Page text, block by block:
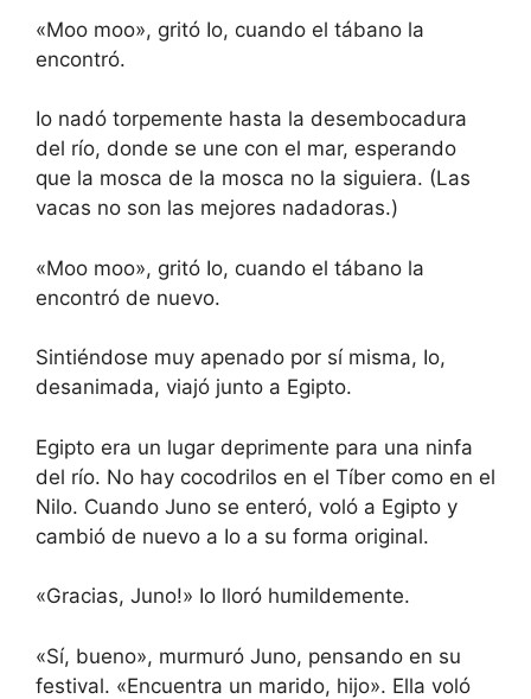
«Moo moo», gritó Io, cuando el tábano la
encontró.
Io nadó torpemente hasta la desembocadura
del río, donde se une con el mar, esperando
que la mosca de la mosca no la siguiera. (Las
vacas no son las mejores nadadoras.)
«Moo moo», gritó Io, cuando el tábano la
encontró de nuevo.
Sintiéndose muy apenado por sí misma, Io,
desanimada, viajó junto a Egipto.
Egipto era un lugar deprimente para una ninfa
del río. No hay cocodrilos en el Tíber como en el
Nilo. Cuando Juno se enteró, voló a Egipto y
cambió de nuevo a Io a su forma original.
«Gracias, Juno!» Io lloró humildemente.
«Sí, bueno», murmuró Juno, pensando en su
festival. «Encuentra un marido, hijo». Ella voló